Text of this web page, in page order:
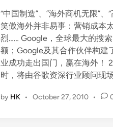
e
d
i
n
“中国制造”、”海外商机无限”
笑傲海外并非易事：营销成本
烈…… Google，全球最大的搜
额；Google及其合作伙伴构建
业成功走出国门，赢在海外！
时，将由谷歌资深行业顾问现
by HK • October 27, 2010 •